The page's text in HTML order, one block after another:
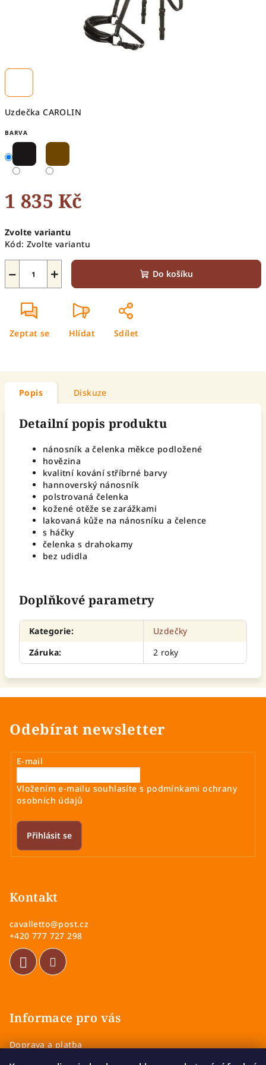
Uzdečka CAROLIN
BARVA
1 835 Kč
cena:
Zvolte variantu
Kód: Zvolte variantu
+
− Do košíku
Zeptat se Hlídat Sdílet
Popis Diskuze
Detailní popis produktu
nánosník a čelenka měkce podložené
hovězina
kvalitní kování stříbrné barvy
hannoverský nánosník
polstrovaná čelenka
kožené otěže se zarážkami
lakovaná kůže na nánosníku a čelence
s háčky
čelenka s drahokamy
bez udidla
Doplňkové parametry
Kategorie:
Uzdečky
Záruka: 2 roky
Odebírat newsletter
E-mail
Vložením e-mailu souhlasíte s podmínkami ochrany
osobních údajů
Přihlásit se
Kontakt
cavalletto@post.cz
+420 777 727 298
Informace pro vás
Doprava a platba